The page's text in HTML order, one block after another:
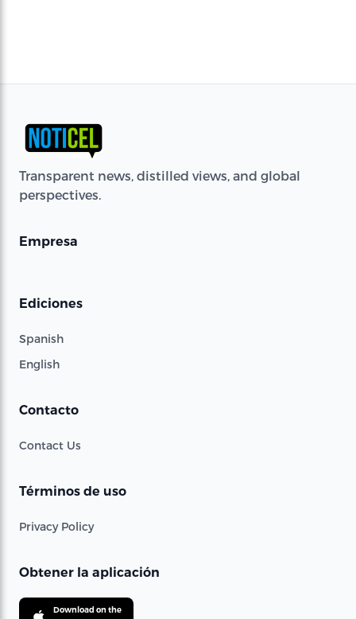
Transparent news, distilled views, and global
perspectives.
Empresa
Ediciones
Spanish
English
Contacto
Contact Us
Términos de uso
Privacy Policy
Obtener la aplicación
Download on the